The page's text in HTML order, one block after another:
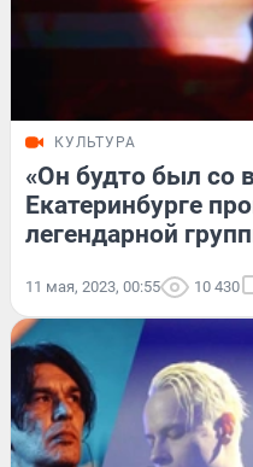
КУЛЬТУРА
«Он будто был со
Екатеринбурге
легендарной
11 мая, 2023, 00:55 10 430